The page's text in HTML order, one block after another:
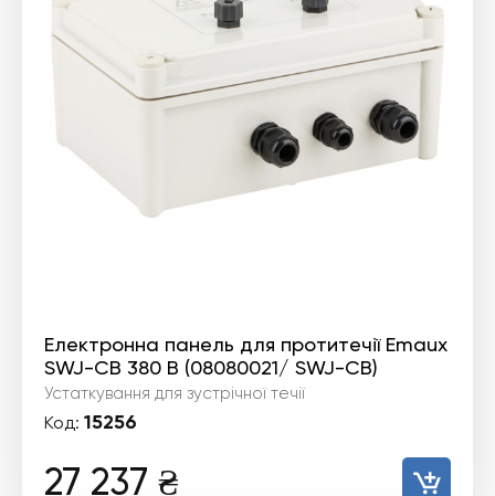
Електронна панель для протитечії Emaux
SWJ-CB 380 В (08080021/ SWJ-CB)
Устаткування для зустрічної течії
Код: 15256
27 237 ₴